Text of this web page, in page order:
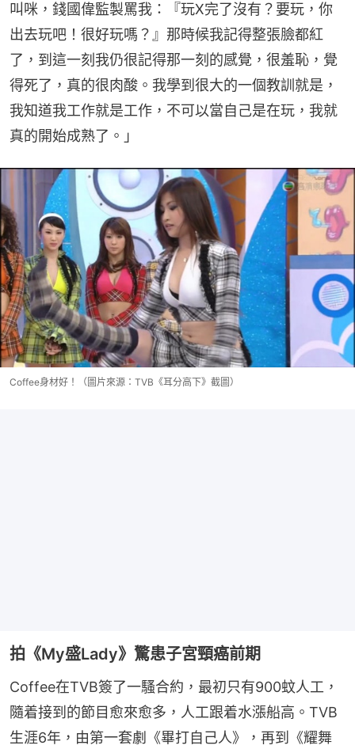
叫咪，錢國偉監製罵我：『玩X完了沒有？要玩，你
出去玩吧！很好玩嗎？』那時候我記得整張臉都紅
了，到這一刻我仍很記得那一刻的感覺，很羞恥，覺
得死了，真的很肉酸。我學到很大的一個教訓就是，
我知道我工作就是工作，不可以當自己是在玩，我就
真的開始成熟了。」
Coffee身材好！（圖片來源：TVB《耳分高下》截圖）
拍《My盛Lady》驚患子宮頸癌前期
Coffee在TVB簽了一騷合約，最初只有900蚊人工，
隨着接到的節目愈來愈多，人工跟着水漲船高。TVB
生涯6年，由第一套劇《畢打自己人》，再到《耀舞